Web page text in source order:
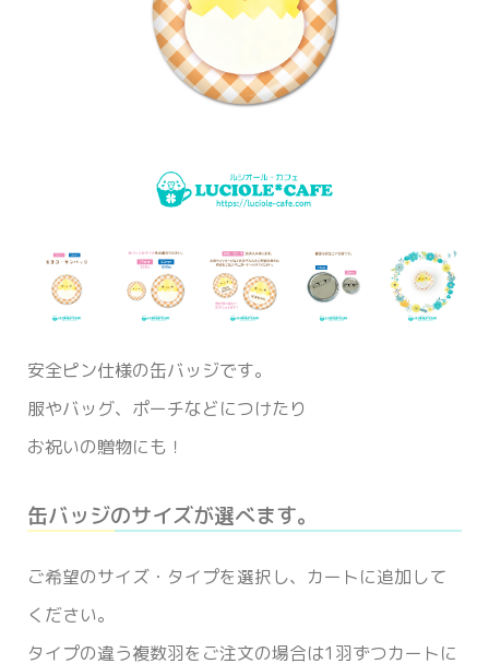
安全ピン仕様の缶バッジです。
服やバッグ、ポーチなどにつけたり
お祝いの贈物にも！
缶バッジのサイズが選べます。
ご希望のサイズ・タイプを選択し、カートに追加して
ください。
タイプの違う複数羽をご注文の場合は1羽ずつカートに